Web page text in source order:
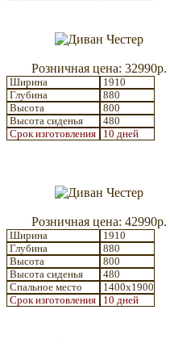
Розничная цена: 32990р.
Ширина
1910
Глубина
880
Высота
800
Высота сиденья
480
Срок изготовления
10 дней
Розничная цена: 42990р.
Ширина
1910
Глубина
880
Высота
800
Высота сиденья
480
Спальное место
1400x1900
Срок изготовления
10 дней